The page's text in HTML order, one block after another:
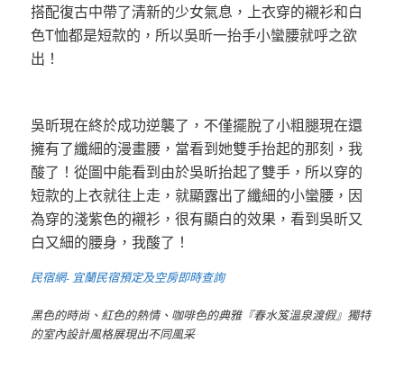
搭配復古中帶了清新的少女氣息，上衣穿的襯衫和白
色T恤都是短款的，所以吳昕一抬手小蠻腰就呼之欲
出！
吳昕現在終於成功逆襲了，不僅擺脫了小粗腿現在還
擁有了纖細的漫畫腰，當看到她雙手抬起的那刻，我
酸了！從圖中能看到由於吳昕抬起了雙手，所以穿的
短款的上衣就往上走，就顯露出了纖細的小蠻腰，因
為穿的淺紫色的襯衫，很有顯白的效果，看到吳昕又
白又細的腰身，我酸了！
民宿網- 宜蘭民宿預定及空房即時查詢
黑色的時尚、紅色的熱情、咖啡色的典雅『春水笈溫泉渡假』獨特
的室內設計風格展現出不同風采